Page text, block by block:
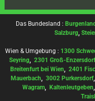
Das Bundesland :
Salzburg
Wien & Umgebung : 1300
Seyring
2301 Groß-Enzersdorf
Breitenfurt bei Wien
2401
Mauerbach
3002 Purkersdorf,
Wagram, Kaltenleutgeben